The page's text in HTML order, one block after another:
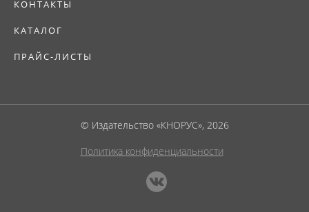
КОНТАКТЫ
КАТАЛОГ
ПРАЙС-ЛИСТЫ
© Издательство «КНОРУС», 2026
Политика конфиденциальности